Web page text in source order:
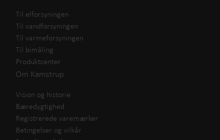
Til elforsyningen
Til vandforsyningen
Til varmeforsyningen
Til bimåling
Produktcenter
Om Kamstrup
Vision og historie
Bæredygtighed
Registrerede varemærker
Betingelser og vilkår